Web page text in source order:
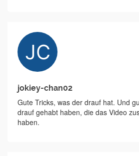
jokiey-chan02
Gute Tricks, was der drauf hat. Und
drauf gehabt haben, die das Video
haben.